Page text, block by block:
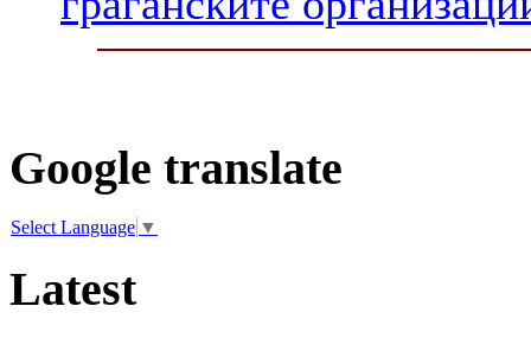
Google translate
Select Language ▼
Latest